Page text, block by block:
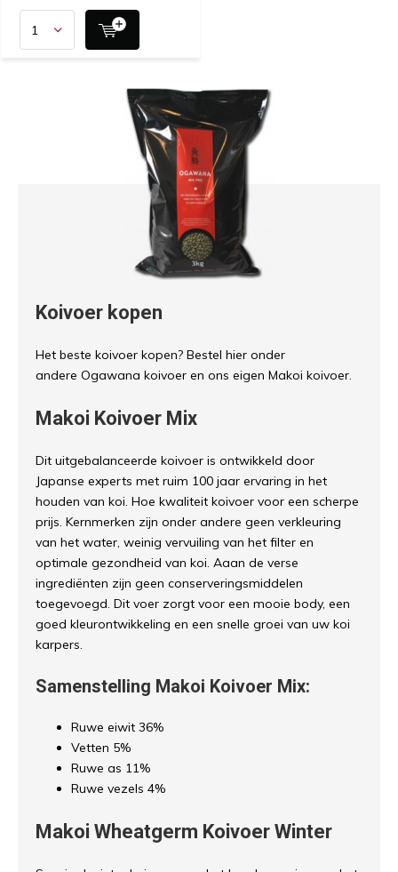
Koivoer kopen
Het beste koivoer kopen? Bestel hier onder
andere Ogawana koivoer en ons eigen Makoi koivoer.
Makoi Koivoer Mix
Dit uitgebalanceerde koivoer is ontwikkeld door
Japanse experts met ruim 100 jaar ervaring in het
houden van koi. Hoe kwaliteit koivoer voor een scherpe
prijs. Kernmerken zijn onder andere geen verkleuring
van het water, weinig vervuiling van het filter en
optimale gezondheid van koi. Aaan de verse
ingrediënten zijn geen conserveringsmiddelen
toegevoegd. Dit voer zorgt voor een mooie body, een
goed kleurontwikkeling en een snelle groei van uw koi
karpers.
Samenstelling Makoi Koivoer Mix:
Ruwe eiwit 36%
Vetten 5%
Ruwe as 11%
Ruwe vezels 4%
Makoi Wheatgerm Koivoer Winter